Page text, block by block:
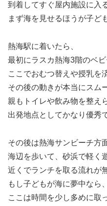
到着してすぐ屋内施設に入
まず海を見せるほうが子ど
熱海駅に着いたら、
最初にラスカ熱海3階のベビ
ここでおむつ替えや授乳を
その後の動きが本当にスム
親もトイレや飲み物を整え
出発地点としてかなり優秀
その後は熱海サンビーチ方
海辺を歩いて、砂浜で軽く
近くでランチを取る流れが
もし子どもが海に夢中なら、
ここは時間を少し多めに取